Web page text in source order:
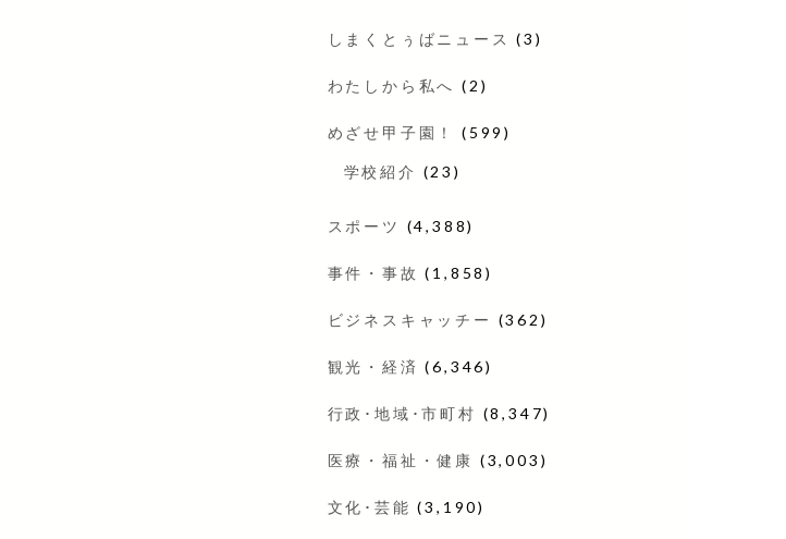
しまくとぅばニュース (3)
わたしから私へ (2)
めざせ甲子園！ (599)
学校紹介 (23)
スポーツ (4,388)
事件・事故 (1,858)
ビジネスキャッチー (362)
観光・経済 (6,346)
行政･地域･市町村 (8,347)
医療・福祉・健康 (3,003)
文化･芸能 (3,190)